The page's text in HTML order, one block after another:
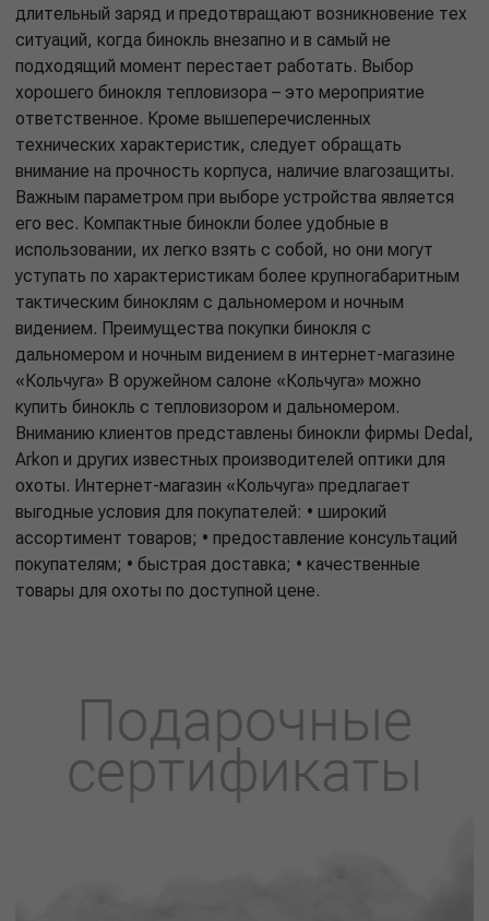
длительный заряд и предотвращают возникновение тех
ситуаций, когда бинокль внезапно и в самый не
подходящий момент перестает работать. Выбор
хорошего бинокля тепловизора – это мероприятие
ответственное. Кроме вышеперечисленных
технических характеристик, следует обращать
внимание на прочность корпуса, наличие влагозащиты.
Важным параметром при выборе устройства является
его вес. Компактные бинокли более удобные в
использовании, их легко взять с собой, но они могут
уступать по характеристикам более крупногабаритным
тактическим биноклям с дальномером и ночным
видением. Преимущества покупки бинокля с
дальномером и ночным видением в интернет-магазине
«Кольчуга» В оружейном салоне «Кольчуга» можно
купить бинокль с тепловизором и дальномером.
Вниманию клиентов представлены бинокли фирмы Dedal,
Arkon и других известных производителей оптики для
охоты. Интернет-магазин «Кольчуга» предлагает
выгодные условия для покупателей: • широкий
ассортимент товаров; • предоставление консультаций
покупателям; • быстрая доставка; • качественные
товары для охоты по доступной цене.